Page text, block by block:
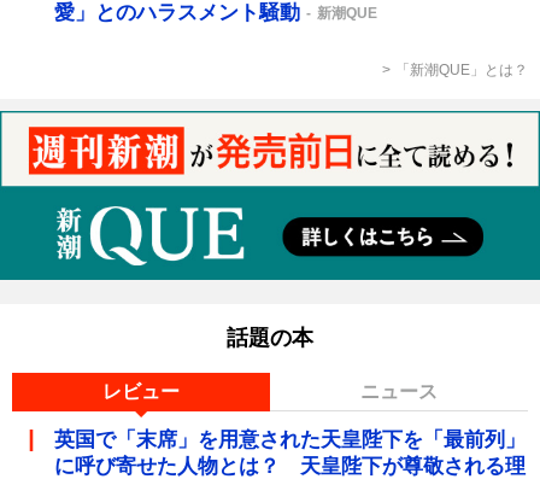
愛」とのハラスメント騒動
新潮QUE
「新潮QUE」とは？
話題の本
レビュー ニュース
英国で「末席」を用意された天皇陛下を「最前列」
に呼び寄せた人物とは？ 天皇陛下が尊敬される理